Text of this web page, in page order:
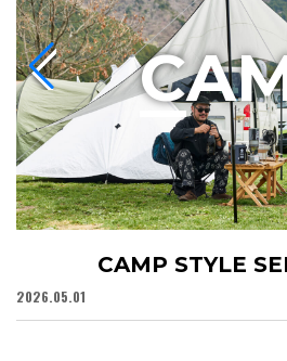
CAMP STYLE
2026.05.01
C